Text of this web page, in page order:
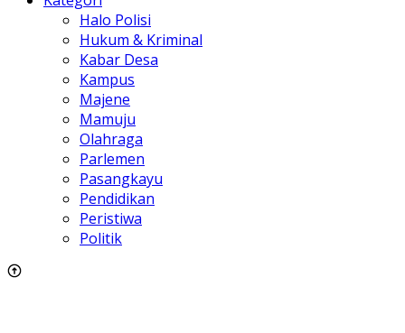
Halo Polisi
Hukum & Kriminal
Kabar Desa
Kampus
Majene
Mamuju
Olahraga
Parlemen
Pasangkayu
Pendidikan
Peristiwa
Politik